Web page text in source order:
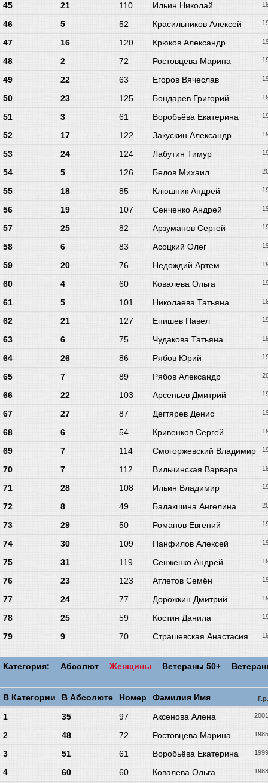
45 21 110 Ильин Николай
46 5 52 Красильников Алексей
47 16 120 Крюков Александр
48 2 72 Ростовцева Марина
49 22 63 Егоров Вячеслав
50 23 125 Бондарев Григорий
51 3 61 Воробьёва Екатерина
52 17 122 Закускин Александр
53 24 124 Лабутин Тимур
54 5 126 Белов Михаил
55 18 85 Клюшник Андрей
56 19 107 Сенченко Андрей
57 25 82 Арзуманов Сергей
58 6 83 Асоцкий Олег
59 20 76 Недождий Артем
60 4 60 Ковалева Ольга
61 5 101 Николаева Татьяна
62 21 127 Епишев Павел
63 6 75 Чудакова Татьяна
64 26 86 Рябов Юрий
65 7 89 Рябов Александр
66 22 103 Арсеньев Дмитрий
67 27 87 Дегтярев Денис
68 6 54 Кривенков Сергей
69 7 114 Смогоржевский Владимир
70 7 112 Вильчинская Варвара
71 28 108 Ильин Владимир
72 8 49 Балакшина Ангелина
73 29 50 Романов Евгений
74 30 109 Панфилов Алексей
75 31 119 Сенженко Андрей
76 23 123 Атлетов Семён
77 24 77 Дорожкин Дмитрий
78 25 59 Костин Данила
79 9 70 Страшевская Анастасия
Категория: Абсолют Женщины Ветераны 50+
В Категории В Абсолюте Номер Фамилия Имя Г.р.
1 35 97 Аксенова Алена 2001
2 48 72 Ростовцева Марина 1985
3 51 61 Воробьёва Екатерина 1999
4 60 60 Ковалева Ольга 1988